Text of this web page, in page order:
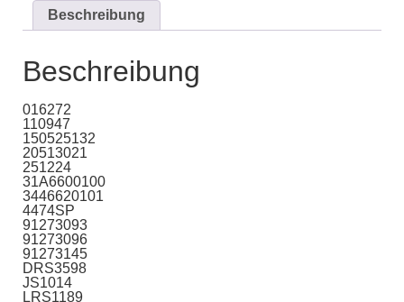
Beschreibung
Beschreibung
016272
110947
150525132
20513021
251224
31A6600100
3446620101
4474SP
91273093
91273096
91273145
DRS3598
JS1014
LRS1189